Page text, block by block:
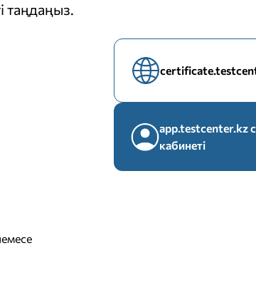
таңдаңыз.
app.testcenter.kz
кабинеті